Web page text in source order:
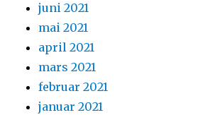
juni 2021
mai 2021
april 2021
mars 2021
februar 2021
januar 2021